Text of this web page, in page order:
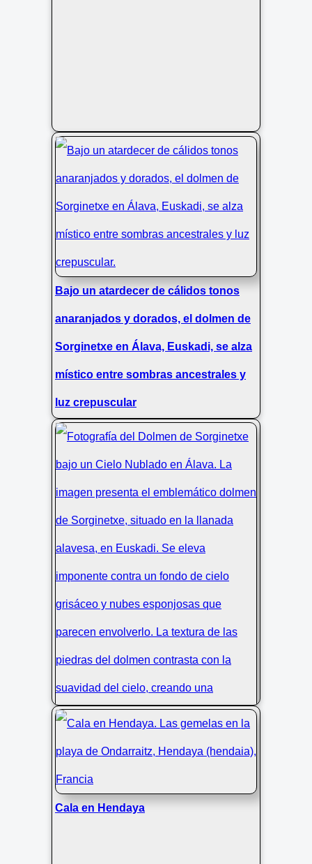
Bajo un atardecer de cálidos tonos
anaranjados y dorados, el dolmen de
Sorginetxe en Álava, Euskadi, se alza
místico entre sombras ancestrales y
luz crepuscular
Fotografía del Dolmen de Sorginetxe
bajo un Cielo Nublado en Álava
Cala en Hendaya